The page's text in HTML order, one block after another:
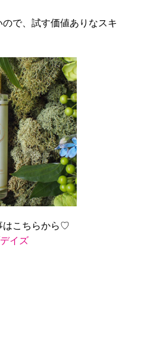
で、試す価値ありなスキ
はこちらから♡
イズ